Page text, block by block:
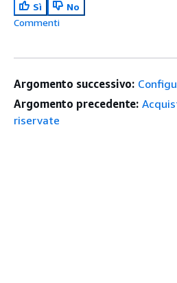
Sì
No
Commenti
Argomento successivo:
Argomento precedente:
riservate